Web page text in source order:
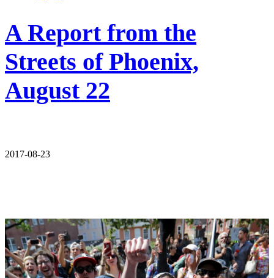
A Report from the
Streets of Phoenix,
August 22
2017-08-23